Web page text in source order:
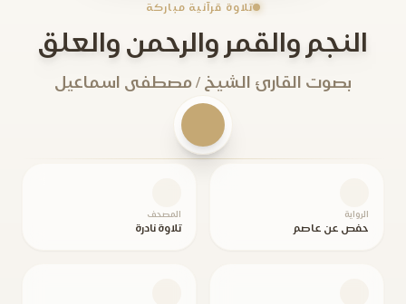
تلاوة قرآنية مباركة
النجم والقمر والرحمن والعلق
بصوت القارئ الشيخ / مصطفى اسماعيل
الرواية
حفص عن عاصم
المصحف
تلاوة نادرة